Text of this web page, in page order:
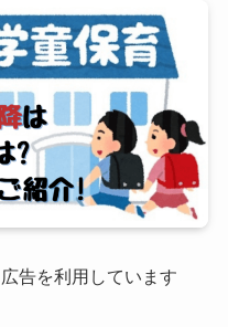
告を利用しています